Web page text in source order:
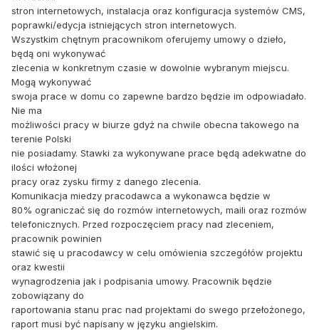
stron internetowych, instalacja oraz konfiguracja systemów CMS,
poprawki/edycja istniejących stron internetowych.
Wszystkim chętnym pracownikom oferujemy umowy o dzieło,
będą oni wykonywać
zlecenia w konkretnym czasie w dowolnie wybranym miejscu.
Mogą wykonywać
swoja prace w domu co zapewne bardzo będzie im odpowiadało.
Nie ma
możliwości pracy w biurze gdyż na chwile obecna takowego na
terenie Polski
nie posiadamy. Stawki za wykonywane prace będą adekwatne do
ilości włożonej
pracy oraz zysku firmy z danego zlecenia.
Komunikacja miedzy pracodawca a wykonawca będzie w
80% ograniczać się do rozmów internetowych, maili oraz rozmów
telefonicznych. Przed rozpoczęciem pracy nad zleceniem,
pracownik powinien
stawić się u pracodawcy w celu omówienia szczegółów projektu
oraz kwestii
wynagrodzenia jak i podpisania umowy. Pracownik będzie
zobowiązany do
raportowania stanu prac nad projektami do swego przełożonego,
raport musi być napisany w języku angielskim.